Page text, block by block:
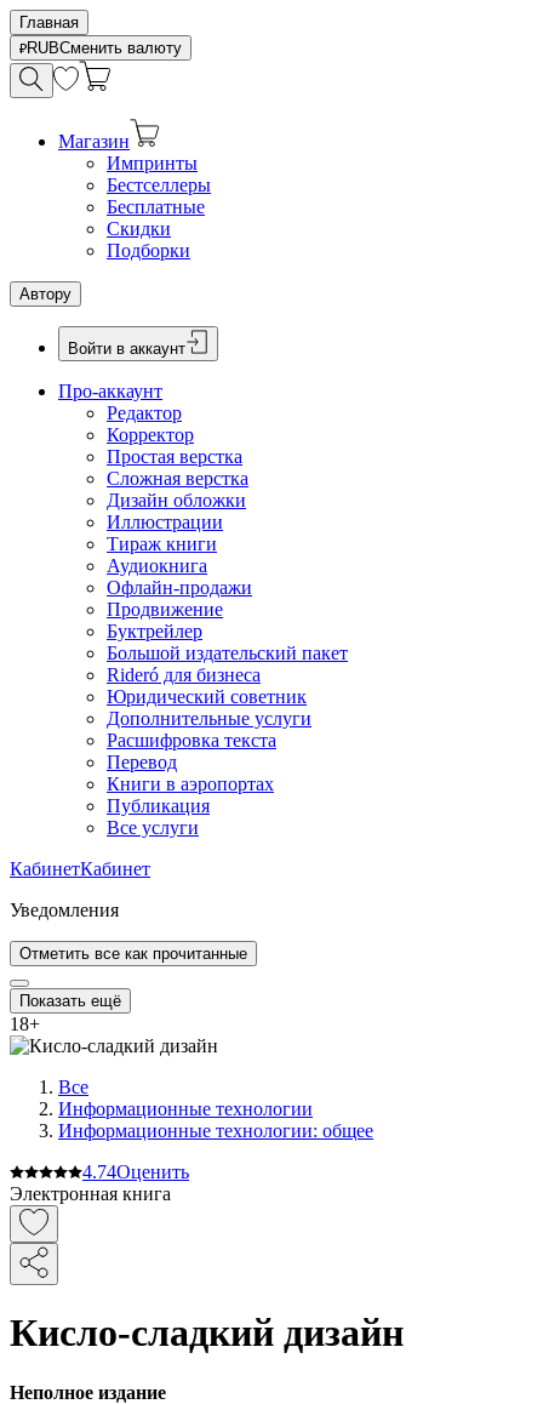
Главная
RUBСменить валюту
Магазин
Импринты
Бестселлеры
Бесплатные
Скидки
Подборки
Автору
Войти в аккаунт
Про-аккаунт
Редактор
Корректор
Простая верстка
Сложная верстка
Дизайн обложки
Иллюстрации
Тираж книги
Аудиокнига
Офлайн-продажи
Продвижение
Буктрейлер
Большой издательский пакет
Rideró для бизнеса
Юридический советник
Дополнительные услуги
Расшифровка текста
Перевод
Книги в аэропортах
Публикация
Все услуги
КабинетКабинет
Уведомления
Отметить все как прочитанные
Показать ещё
18+
Все
Информационные технологии
Информационные технологии: общее
4.74Оценить
Электронная книга
Кисло-сладкий дизайн
Неполное издание